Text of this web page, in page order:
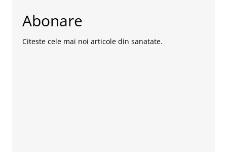
Abonare
Citeste cele mai noi articole din sanatate.